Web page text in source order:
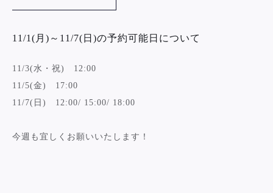
11/1(月)～11/7(日)の予約可能日について
11/3(水・祝) 12:00
11/5(金) 17:00
11/7(日) 12:00/ 15:00/ 18:00
今週も宜しくお願いいたします！